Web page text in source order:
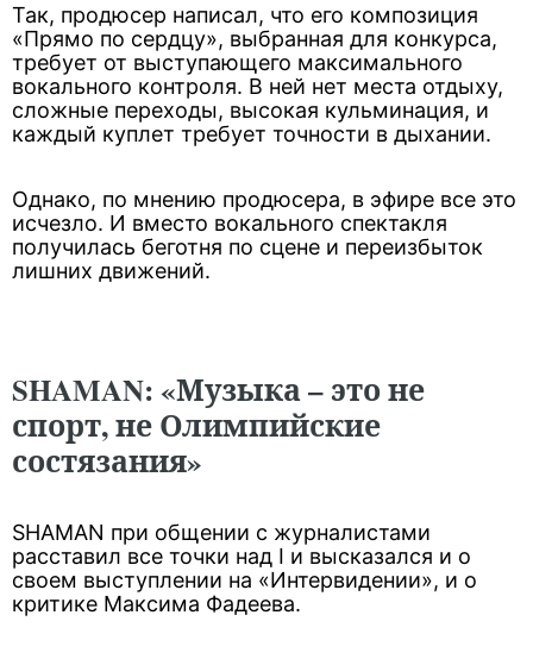
Так, продюсер написал, что его композиция
«Прямо по сердцу», выбранная для конкурса,
требует от выступающего максимального
вокального контроля. В ней нет места отдыху,
сложные переходы, высокая кульминация, и
каждый куплет требует точности в дыхании.
Однако, по мнению продюсера, в эфире все это
исчезло. И вместо вокального спектакля
получилась беготня по сцене и переизбыток
лишних движений.
SHAMAN: «Музыка – это не
спорт, не Олимпийские
состязания»
SHAMAN при общении с журналистами
расставил все точки над I и высказался и о
своем выступлении на «Интервидении», и о
критике Максима Фадеева.